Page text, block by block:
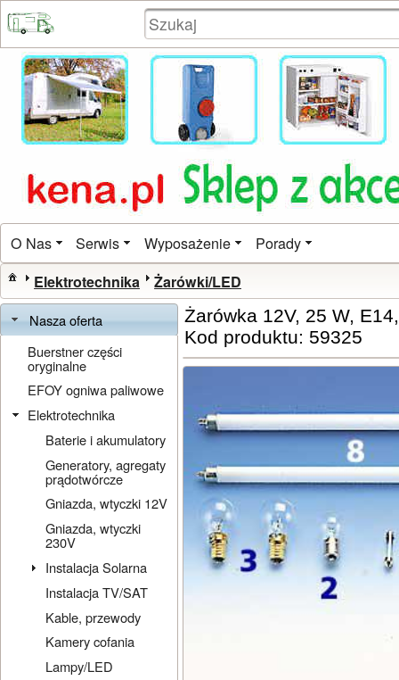
O Nas Serwis Wyposażenie Porady
Elektrotechnika Żarówki/LED
Nasza oferta
Buerstner części
oryginalne
EFOY ogniwa paliwowe
Elektrotechnika
Baterie i akumulatory
Generatory, agregaty
prądotwórcze
Gniazda, wtyczki 12V
Gniazda, wtyczki
230V
Instalacja Solarna
Instalacja TV/SAT
Kable, przewody
Kamery cofania
Lampy/LED
Żarówka 12V, 25 W,
Kod produktu: 59325